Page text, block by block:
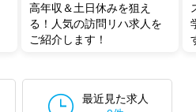
高年収＆土日休みを狙え
る！人気の訪問リハ求人を
ご紹介します！
最近見た求人